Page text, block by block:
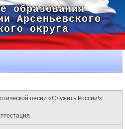
образования
Арсеньевского
округа
песни «Служить России!»